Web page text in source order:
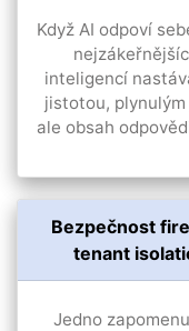
Když AI odpoví
inteligencí
jistotou,
ale obsah
Bezpečnost
tenant
Jedno